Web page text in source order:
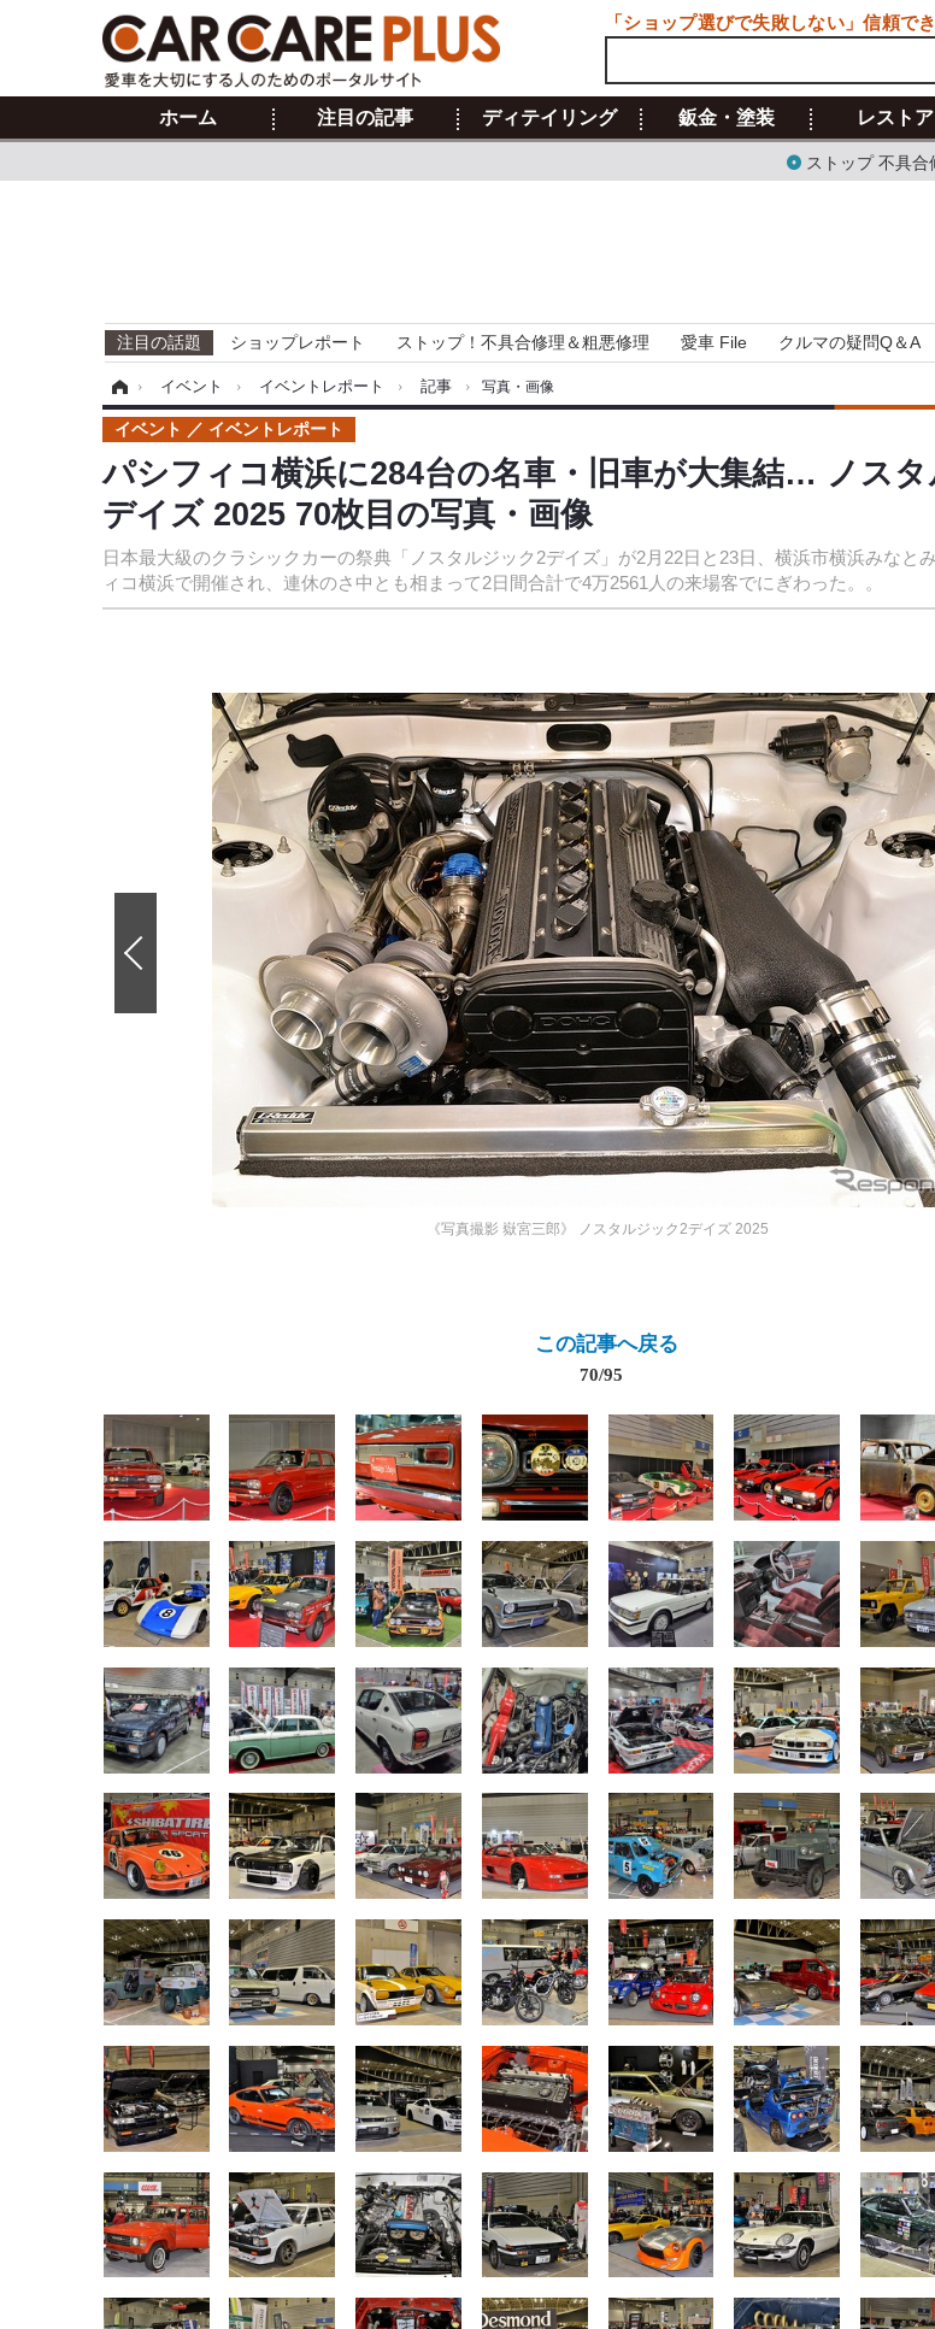
ホーム 注目の記事 ディテイリング 鈑金・塗装 レストア
ストップ 不具
注目の話題 ショップレポート ストップ！不具合修理＆粗悪修理 愛車 File クルマの疑問Q＆A
› イベント › イベントレポート › 記事 › 写真・画像
パシフィコ横浜に284台の名車・旧車が大集結… ノス
デイズ 2025 70枚目の写真・画像
日本最大級のクラシックカーの祭典「ノスタルジック2デイズ」が2月22日と23日、横浜市横浜みなと
ィコ横浜で開催され、連休のさ中とも相まって2日間合計で4万2561人の来場客でにぎわった。。
イベント イベントレポート
《写真撮影 嶽宮三郎》 ノスタルジック2デイズ 2025
この記事へ戻る
70/95
「ショップ選びで失敗しない」信頼で